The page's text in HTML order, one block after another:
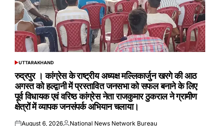
POSTED
UTTARAKHAND
रुद्रपुर । कांग्रेस के राष्ट्रीय अध्यक्ष मल्लिकार्जुन खरगे की आठ
अगस्त को हल्द्वानी में प्रस्तावित जनसभा को सफल बनाने के लिए
पूर्व विधायक एवं वरिष्ठ कांग्रेस नेता राजकुमार ठुकराल ने ग्रामीण
क्षेत्रों में व्यापक जनसंपर्क अभियान चलाया।
August 6, 2026 National News Network Bureau